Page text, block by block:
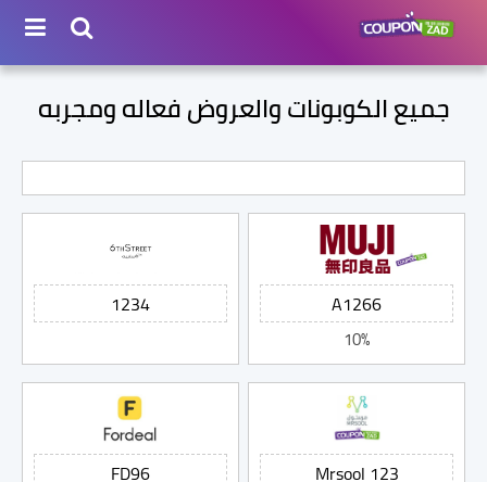
جميع الكوبونات والعروض فعاله ومجربه
10%